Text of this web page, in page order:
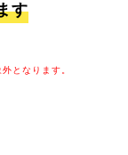
す
となります。